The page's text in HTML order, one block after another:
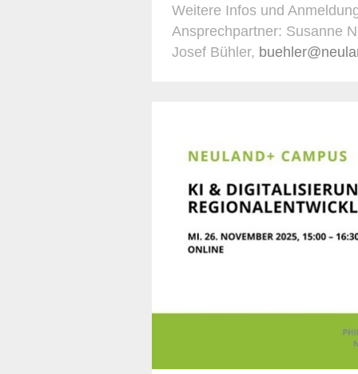
Weitere Infos und
Ansprechpartner: Susanne
Josef Bühler,